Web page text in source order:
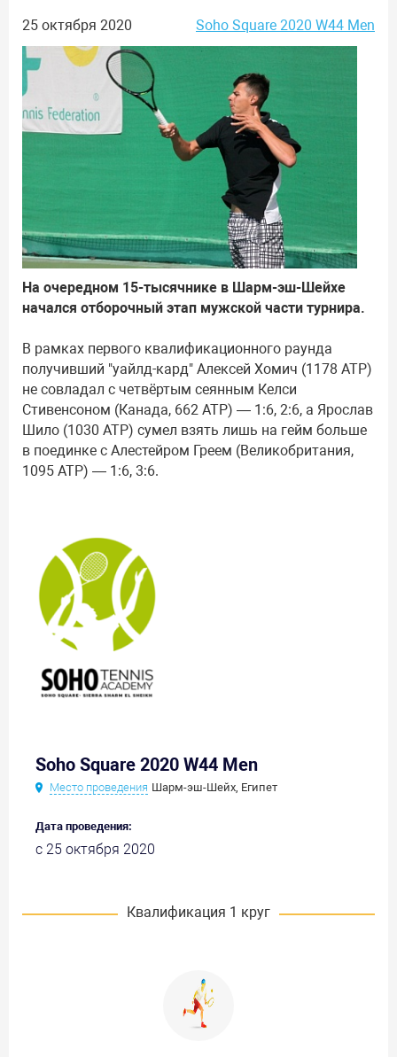
25 октября 2020 Soho Square 2020 W44 Men
На очередном 15-тысячнике в Шарм-эш-Шейхе
начался отборочный этап мужской части турнира.
В рамках первого квалификационного раунда
получивший "уайлд-кард" Алексей Хомич (1178 ATP)
не совладал с четвёртым сеянным Келси
Стивенсоном (Канада, 662 ATP) — 1:6, 2:6, а Ярослав
Шило (1030 ATP) сумел взять лишь на гейм больше
в поединке с Алестейром Греем (Великобритания,
1095 ATP) — 1:6, 3:6.
Soho Square 2020 W44 Men
Место проведения Шарм-эш-Шейх, Египет
Дата проведения:
с 25 октября 2020
Квалификация 1 круг